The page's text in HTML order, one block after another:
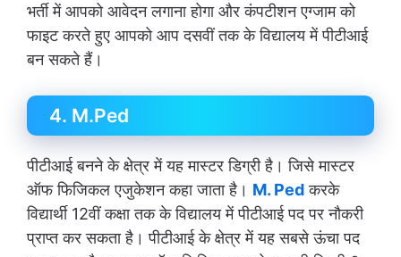
भर्ती में आपको आवेदन लगाना होगा और कंपटीशन एग्जाम को
फाइट करते हुए आपको आप दसवीं तक के विद्यालय में पीटीआई
बन सकते हैं।
4. M.Ped
पीटीआई बनने के क्षेत्र में यह मास्टर डिग्री है। जिसे मास्टर
ऑफ फिजिकल एजुकेशन कहा जाता है। M. Pedकरके
विद्यार्थी 12वीं कक्षा तक के विद्यालय में पीटीआई पद पर नौकरी
प्राप्त कर सकता है। पीटीआई के क्षेत्र में यह सबसे ऊंचा पद